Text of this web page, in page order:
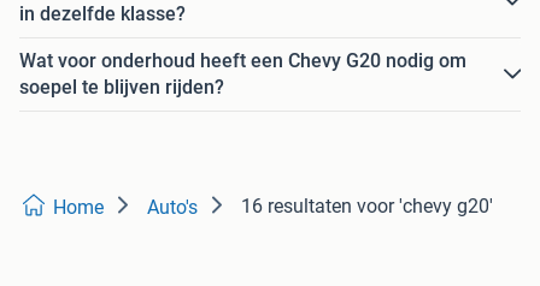
in dezelfde klasse?
Wat voor onderhoud heeft een Chevy G20 nodig om
soepel te blijven rijden?
Home Auto's 16 resultaten voor 'chevy g20'